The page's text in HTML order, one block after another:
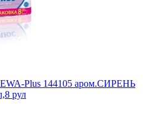
Plus 144105 аром.СИРЕНЬ
рул